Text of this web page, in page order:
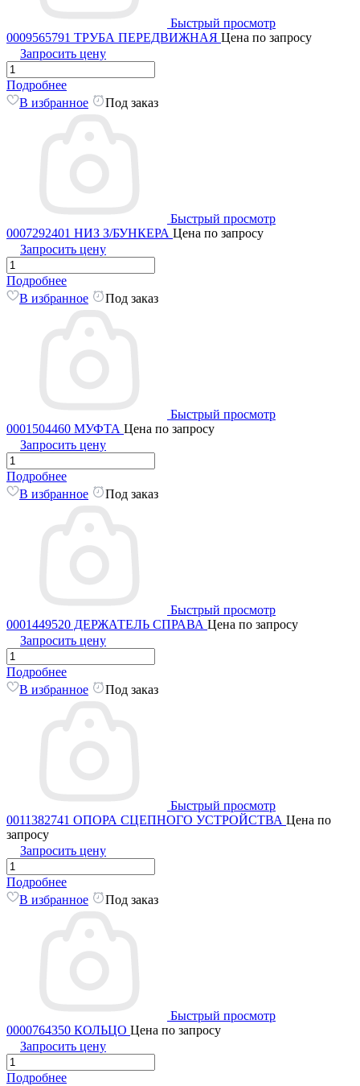
Быстрый просмотр
0009565791 ТРУБА ПЕРЕДВИЖНАЯ Цена по запросу
Запросить цену
Подробнее
В избранное
Под заказ
Быстрый просмотр
0007292401 НИЗ З/БУНКЕРА Цена по запросу
Запросить цену
Подробнее
В избранное
Под заказ
Быстрый просмотр
0001504460 МУФТА Цена по запросу
Запросить цену
Подробнее
В избранное
Под заказ
Быстрый просмотр
0001449520 ДЕРЖАТЕЛЬ СПРАВА Цена по запросу
Запросить цену
Подробнее
В избранное
Под заказ
Быстрый просмотр
0011382741 ОПОРА СЦЕПНОГО УСТРОЙСТВА Цена по
запросу
Запросить цену
Подробнее
В избранное
Под заказ
Быстрый просмотр
0000764350 КОЛЬЦО Цена по запросу
Запросить цену
Подробнее